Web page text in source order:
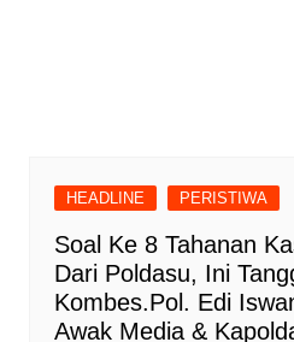
HEADLINE PERISTIWA
Soal Ke 8 Tahanan
Dari Poldasu, Ini
Kombes.Pol. Edi
Awak Media &